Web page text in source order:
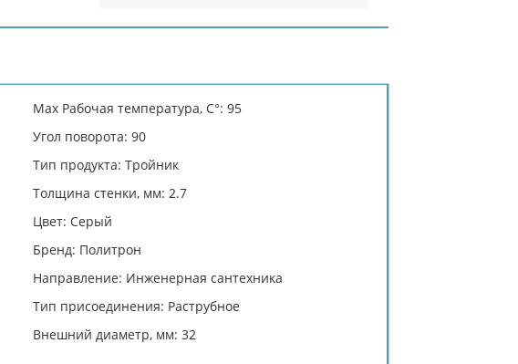
Max Рабочая температура, C°: 95
Угол поворота: 90
Тип продукта: Тройник
Толщина стенки, мм: 2.7
Цвет: Серый
Бренд: Политрон
Направление: Инженерная сантехника
Тип присоединения: Раструбное
Внешний диаметр, мм: 32